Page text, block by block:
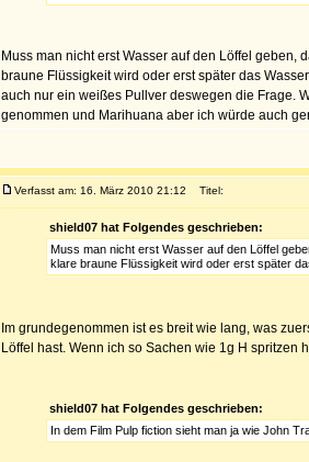
Muss man nicht erst Wasser auf den Löffel
braune Flüssigkeit wird oder erst später das
auch nur ein weißes Pullver deswegen die Frage.
genommen und Marihuana aber ich würde auch
Verfasst am: 16. März 2010 21:12 Titel:
shield07 hat Folgendes geschrieben:
Muss man nicht erst Wasser auf den Löffel
klare braune Flüssigkeit wird oder erst später
Im grundegenommen ist es breit wie lang, was
Löffel hast. Wenn ich so Sachen wie 1g H spritzen
shield07 hat Folgendes geschrieben:
In dem Film Pulp fiction sieht man ja wie John